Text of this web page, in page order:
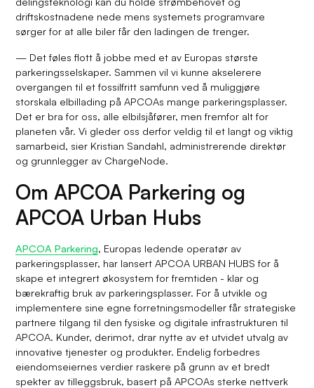
driftskostnadene nede mens systemets programvare
sørger for at alle biler får den ladingen de trenger.
— Det føles flott å jobbe med et av Europas største
parkeringsselskaper. Sammen vil vi kunne akselerere
overgangen til et fossilfritt samfunn ved å muliggjøre
storskala elbillading på APCOAs mange parkeringsplasser.
Det er bra for oss, alle elbilsjåfører, men fremfor alt for
planeten vår. Vi gleder oss derfor veldig til et langt og viktig
samarbeid, sier Kristian Sandahl, administrerende direktør
og grunnlegger av ChargeNode.
Om APCOA Parkering og
APCOA Urban Hubs
APCOA Parkering , Europas ledende operatør av
parkeringsplasser, har lansert APCOA URBAN HUBS for å
skape et integrert økosystem for fremtiden - klar og
bærekraftig bruk av parkeringsplasser. For å utvikle og
implementere sine egne forretningsmodeller får strategiske
partnere tilgang til den fysiske og digitale infrastrukturen til
APCOA. Kunder, derimot, drar nytte av et utvidet utvalg av
innovative tjenester og produkter. Endelig forbedres
eiendomseiernes verdier raskere på grunn av et bredt
spekter av tilleggsbruk, basert på APCOAs sterke nettverk